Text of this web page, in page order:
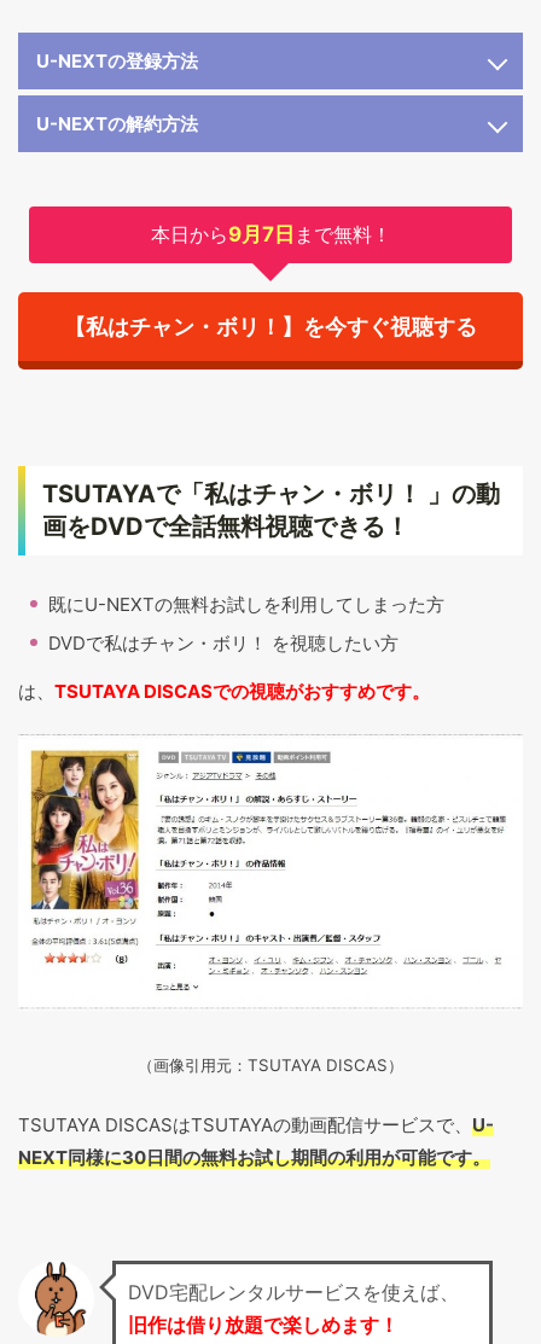
U-NEXTの登録方法
U-NEXTの解約方法
本日から9月7日 まで無料！
【私はチャン・ボリ！】を今すぐ視聴する
TSUTAYAで「私はチャン・ボリ！ 」の動
画をDVDで全話無料視聴できる！
既にU-NEXTの無料お試しを利用してしまった方
DVDで私はチャン・ボリ！ を視聴したい方
は、 TSUTAYA DISCASでの視聴がおすすめです。
（画像引用元：TSUTAYA DISCAS）
TSUTAYA DISCASはTSUTAYAの動画配信サービスで、 U-
NEXT同様に30日間の無料お試し期間の利用が可能です。
DVD宅配レンタルサービスを使えば、
旧作は借り放題で楽しめます！